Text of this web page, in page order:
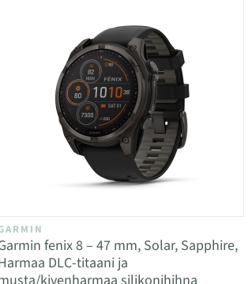
fenix 8 – 47 mm, Solar, Sapphire,
DLC-titaani ja